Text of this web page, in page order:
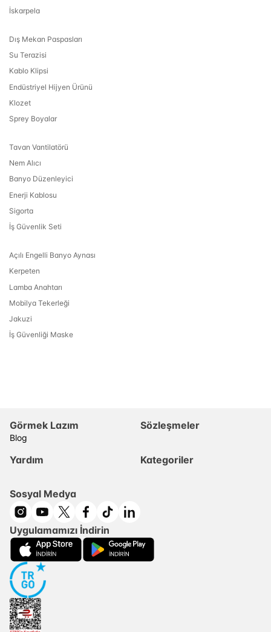
İskarpela
Dış Mekan Paspasları
Su Terazisi
Kablo Klipsi
Endüstriyel Hijyen Ürünü
Klozet
Sprey Boyalar
Tavan Vantilatörü
Nem Alıcı
Banyo Düzenleyici
Enerji Kablosu
Sigorta
İş Güvenlik Seti
Açılı Engelli Banyo Aynası
Kerpeten
Lamba Anahtarı
Mobilya Tekerleği
Jakuzi
İş Güvenliği Maske
Görmek Lazım
Blog
Sözleşmeler
Yardım Kategoriler
Sosyal Medya
Uygulamamızı İndirin